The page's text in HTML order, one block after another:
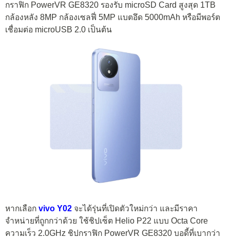
กราฟิก PowerVR GE8320 รองรับ microSD Card สูงสุด 1TB
กล้องหลัง 8MP กล้องเซลฟี่ 5MP แบตอึด 5000mAh หรือมีพอร์ต
เชื่อมต่อ microUSB 2.0 เป็นต้น
หากเลือก vivo Y02 จะได้รุ่นที่เปิดตัวใหม่กว่า และมีราคา
จำหน่ายที่ถูกกว่าด้วย ใช้ชิปเซ็ต Helio P22 แบบ Octa Core
ความเร็ว 2.0GHz ชิปกราฟิก PowerVR GE8320 บอดี้ที่เบากว่า